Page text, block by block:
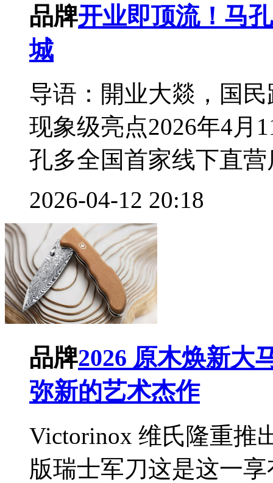
品牌开业即顶流！马
城
导语：開业大燚，国
现象级亮点2026年4月
孔多全国首家线下直营
2026-04-12 20:18
品牌​2026 原木焕新大
弥新的艺术杰作
Victorinox 维氏隆重推
版瑞士军刀这是这一